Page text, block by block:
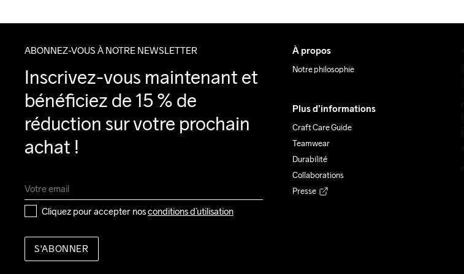
ABONNEZ-VOUS À NOTRE NEWSLETTER
Inscrivez-vous maintenant et
bénéficiez de 15 % de
réduction sur votre prochain
achat !
Cliquez pour accepter nos conditions d’utilisation
S'ABONNER
À propos
Notre philosophie
Plus d’informations
Craft Care Guide
Teamwear
Durabilité
Collaborations
Presse